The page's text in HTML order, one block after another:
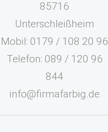
85716
Unterschleißheim
Mobil: 0179 / 108 20 96
Telefon: 089 / 120 96
844
info@firmafarbig.de